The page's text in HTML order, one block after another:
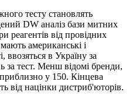
тесту становлять
DW аналіз бази митних
реагентів від провідних
американські і
ввозяться в Україну за
за тест. Менш відомі бренди,
у 150. Кінцева
від націнки дистриб'юторів.